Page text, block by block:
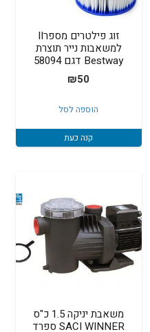
זוג פילטרים מספרII
למשאבות נייר תוצרת
Bestway דגם 58094
₪50
הוספה לסל
קנה כעת
משאבת יניקה 1.5 כ"ס
SACI WINNER ספרד